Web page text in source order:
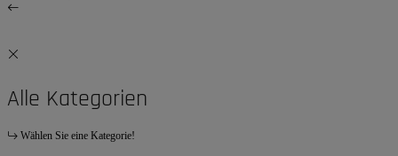
Alle Kategorien
Wählen Sie eine Kategorie!